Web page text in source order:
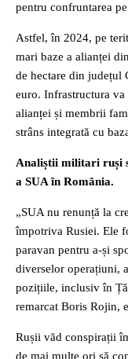
pentru confruntarea
Astfel, în 2024, pe
mari baze a alianței
de hectare din județul
euro. Infrastructura
alianței și membrii
strâns integrată cu
Analiștii militari ruși
a SUA în România.
„SUA nu renunță la
împotriva Rusiei. Ele
paravan pentru a-și
diverselor operațiuni,
pozițiile, inclusiv în
remarcat Boris Rojin,
Rușii văd conspirații
de mai multe ori să